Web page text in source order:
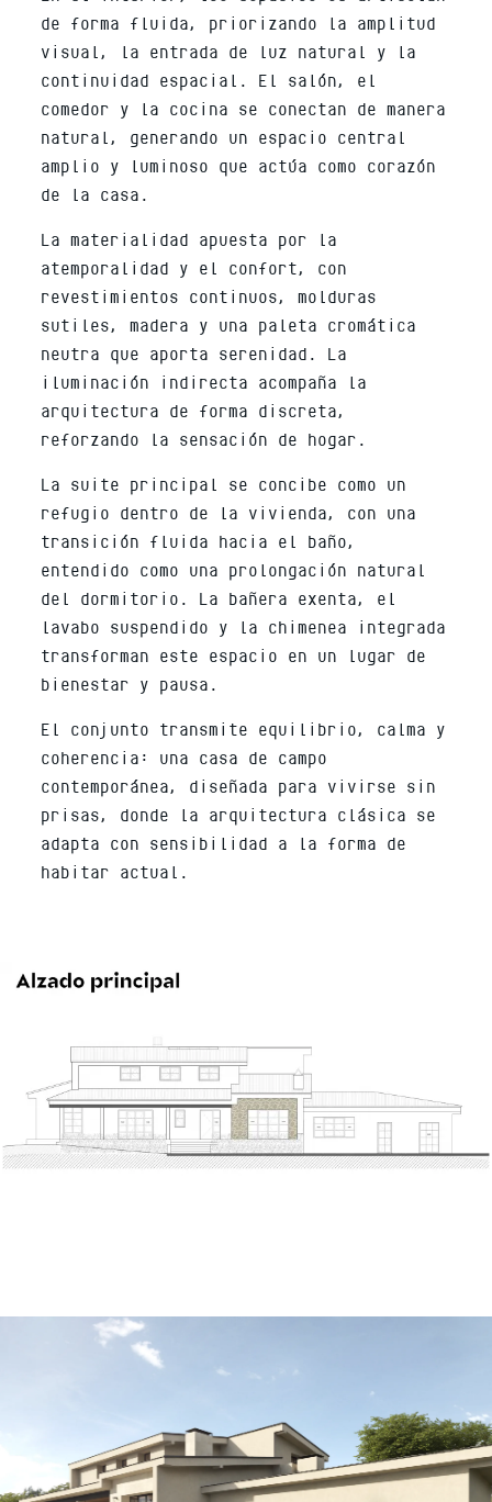
de forma fluida, priorizando la amplitud
visual, la entrada de luz natural y la
continuidad espacial. El salón, el
comedor y la cocina se conectan de manera
natural, generando un espacio central
amplio y luminoso que actúa como corazón
de la casa.
La materialidad apuesta por la
atemporalidad y el confort, con
revestimientos continuos, molduras
sutiles, madera y una paleta cromática
neutra que aporta serenidad. La
iluminación indirecta acompaña la
arquitectura de forma discreta,
reforzando la sensación de hogar.
La suite principal se concibe como un
refugio dentro de la vivienda, con una
transición fluida hacia el baño,
entendido como una prolongación natural
del dormitorio. La bañera exenta, el
lavabo suspendido y la chimenea integrada
transforman este espacio en un lugar de
bienestar y pausa.
El conjunto transmite equilibrio, calma y
coherencia: una casa de campo
contemporánea, diseñada para vivirse sin
prisas, donde la arquitectura clásica se
adapta con sensibilidad a la forma de
habitar actual.